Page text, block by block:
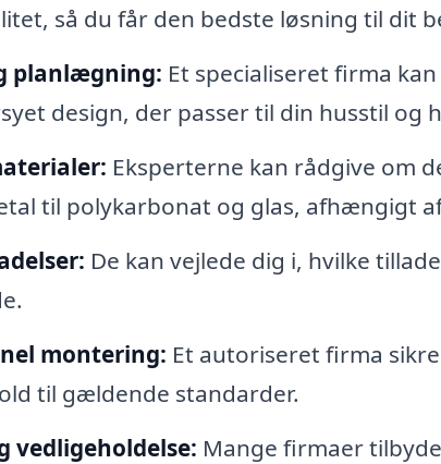
så du får den bedste løsning til dit
planlægning: Et specialiseret firma
design, der passer til din husstil og
Eksperterne kan rådgive om
til polykarbonat og glas, afhængigt
De kan vejlede dig i, hvilke
montering: Et autoriseret firma
til gældende standarder.
vedligeholdelse: Mange firmaer